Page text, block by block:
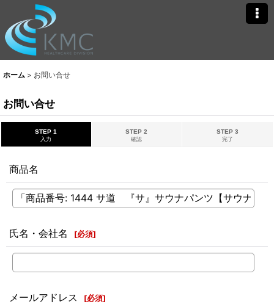
ホーム > お問い合せ
お問い合せ
STEP 1
入力
STEP 2
確認
STEP 3
完了
商品名
氏名・会社名 [必須]
メールアドレス [必須]